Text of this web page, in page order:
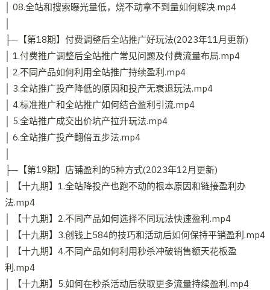
│ 08.全站和搜索曝光量低，烧不动拿不到量如何解决.mp4
├─【第18期】付费调整后全站推广好玩法(2023年11月更新)
│ 1.付费推广调整后全站推广常见问题及付费流量布局.mp4
│ 2.不同产品如何利用全站推广持续盈利.mp4
│ 3.全站推广投产降低的原因和投产无衰退玩法.mp4
│ 4.标准推广和全站推广如何结合盈利引流.mp4
│ 5.全站推广成交出价坑产拉升玩法.mp4
│ 6.全站推广投产翻倍五步法.mp4
├─【第19期】店铺盈利的5种方式(2023年12月更新)
│ 【十九期】1.全站降投产也跑不动的根本原因和链接盈利办
法.mp4
│ 【十九期】2.不同产品如何选择不同玩法快速盈利.mp4
│ 【十九期】3.创钱上584的技巧和活动后如何保持平销盈利.mp4
│ 【十九期】4.不同产品如何利用秒杀冲破销售额天花板盈
利.mp4
│ 【十九期】5.如何在秒杀活动后获取更多流量持续盈利.mp4